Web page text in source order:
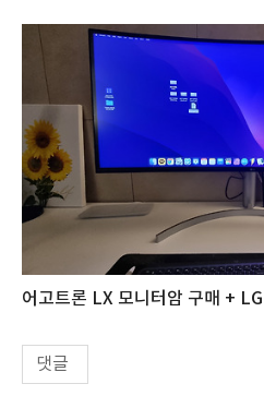
어고트론 LX 모니터암 구매 +
댓글